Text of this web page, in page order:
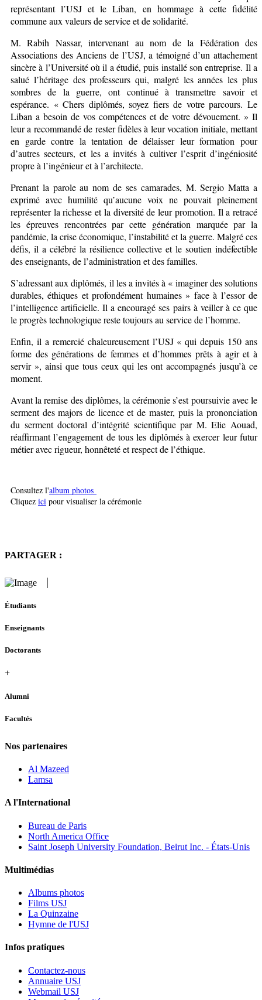
représentant l’USJ et le Liban, en hommage à cette fidélité
commune aux valeurs de service et de solidarité.
M. Rabih Nassar, intervenant au nom de la Fédération des
Associations des Anciens de l’USJ, a témoigné d’un attachement
sincère à l’Université où il a étudié, puis installé son entreprise. Il a
salué l’héritage des professeurs qui, malgré les années les plus
sombres de la guerre, ont continué à transmettre savoir et
espérance. « Chers diplômés, soyez fiers de votre parcours. Le
Liban a besoin de vos compétences et de votre dévouement. » Il
leur a recommandé de rester fidèles à leur vocation initiale, mettant
en garde contre la tentation de délaisser leur formation pour
d’autres secteurs, et les a invités à cultiver l’esprit d’ingéniosité
propre à l’ingénieur et à l’architecte.
Prenant la parole au nom de ses camarades, M. Sergio Matta a
exprimé avec humilité qu’aucune voix ne pouvait pleinement
représenter la richesse et la diversité de leur promotion. Il a retracé
les épreuves rencontrées par cette génération marquée par la
pandémie, la crise économique, l’instabilité et la guerre. Malgré ces
défis, il a célébré la résilience collective et le soutien indéfectible
des enseignants, de l’administration et des familles.
S’adressant aux diplômés, il les a invités à « imaginer des solutions
durables, éthiques et profondément humaines » face à l’essor de
l’intelligence artificielle. Il a encouragé ses pairs à veiller à ce que
le progrès technologique reste toujours au service de l’homme.
Enfin, il a remercié chaleureusement l’USJ « qui depuis 150 ans
forme des générations de femmes et d’hommes prêts à agir et à
servir », ainsi que tous ceux qui les ont accompagnés jusqu’à ce
moment.
Avant la remise des diplômes, la cérémonie s’est poursuivie avec le
serment des majors de licence et de master, puis la prononciation
du serment doctoral d’intégrité scientifique par M. Elie Aouad,
réaffirmant l’engagement de tous les diplômés à exercer leur futur
métier avec rigueur, honnêteté et respect de l’éthique.
Consultez l'album photos
Cliquez ici pour visualiser la cérémonie
PARTAGER :
Étudiants
Enseignants
Doctorants
+
Alumni
Facultés
Nos partenaires
Al Mazeed
Lamsa
A l'International
Bureau de Paris
North America Office
Saint Joseph University Foundation, Beirut Inc. - États-Unis
Multimédias
Albums photos
Films USJ
La Quinzaine
Hymne de l'USJ
Infos pratiques
Contactez-nous
Annuaire USJ
Webmail USJ